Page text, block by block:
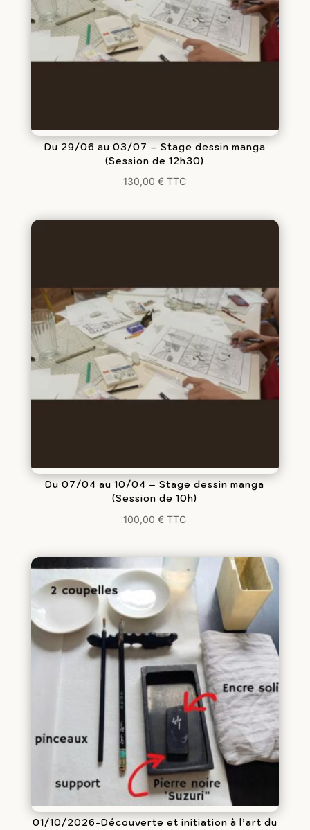
Du 29/06 au 03/07 – Stage dessin manga
(Session de 12h30)
130,00€ TTC
Du 07/04 au 10/04 – Stage dessin manga
(Session de 10h)
100,00€ TTC
01/10/2026-Découverte et initiation à l’art du